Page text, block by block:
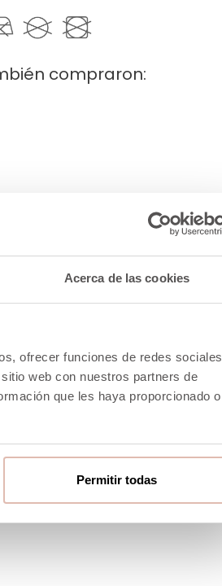
Acerca de las cookies
ofrecer funciones de redes sociales
web con nuestros partners de
que les haya proporcionado o
Permitir todas
compraron: